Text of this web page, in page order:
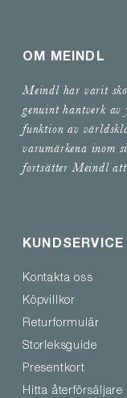
OM MEINDL
Meindl har varit
genuint hantverk av
funktion av
varumärkena inom
fortsätter Meindl
KUNDSERVICE
Kontakta oss
Köpvillkor
Returformulär
Storleksguide
Presentkort
Hitta återförsäljare